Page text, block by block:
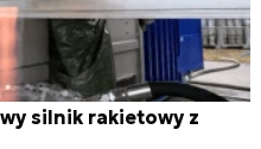
silnik rakietowy z